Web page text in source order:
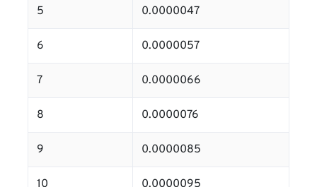
5 0.0000047
6 0.0000057
7 0.0000066
8 0.0000076
9 0.0000085